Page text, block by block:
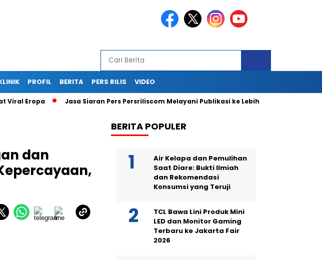
PROFIL BERITA PERS RILIS VIDEO
Jasa Siaran Pers Persriliscom Melayani Publikasi ke Lebih dari 150 Media Online
dan
BERITA POPULER
Air Kelapa dan Pemulihan
Saat Diare: Bukti Ilmiah
dan Rekomendasi
Konsumsi yang Teruji
TCL Bawa Lini Produk Mini
LED dan Monitor Gaming
Terbaru ke Jakarta Fair
2026